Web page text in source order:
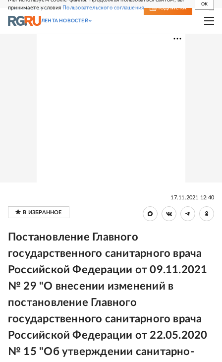
принимаете условия Пользовательского соглашения
OK
СВЕЖИЙ НОМЕР ПОДПИСКА
ЛЕНТА НОВОСТЕЙ
17.11.2021 12:40
Постановление Главного
государственного санитарного врача
Российской Федерации от 09.11.2021
№ 29 "О внесении изменений в
постановление Главного
государственного санитарного врача
Российской Федерации от 22.05.2020
№ 15 "Об утверждении санитарно-